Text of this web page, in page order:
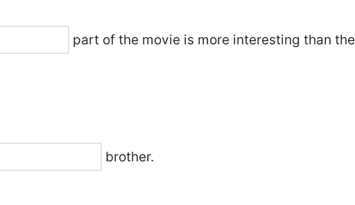
part of the movie is more interesting than the
brother.